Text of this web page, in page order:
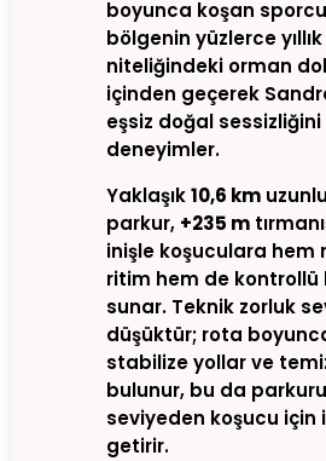
boyunca koşan
bölgenin yüzlerce yıllık
niteliğindeki orman
içinden geçerek
eşsiz doğal sessizliğini
deneyimler.
Yaklaşık10,6 km
parkur, +235 m
inişle koşuculara hem
ritim hem de
sunar. Teknik zorluk
düşüktür; rota
stabilize yollar ve
bulunur, bu da
seviyeden koşucu için
getirir.